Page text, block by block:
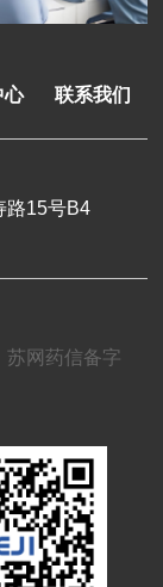
心 联系我们
路15号B4
苏网药信备字